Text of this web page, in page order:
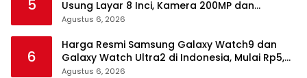
5
Usung Layar 8 Inci, Kamera 200MP dan
Snapdragon 8 Elite Gen 5
Agustus 6, 2026
6
Harga Resmi Samsung Galaxy Watch9 dan
Galaxy Watch Ultra2 di Indonesia, Mulai Rp5,9
Jutaan
Agustus 6, 2026